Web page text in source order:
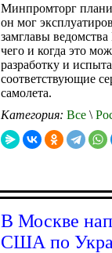
Минпромторг
он мог
замглавы
чего и когда это
разработку и
соответствующие
самолета.
Категория: Все \
В Москве
США по